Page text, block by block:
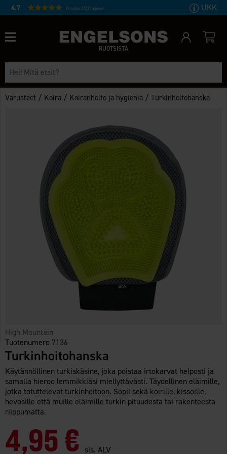
4.7 Perustuu 27231 ääneen UKK
RUOTSISTA
Varusteet / Koira / Koiranhoito ja hygienia /Turkinhoitohanska
High Mountain
Tuotenumero 7136
Turkinhoitohanska
Käytännöllinen turkiskäsine, joka poistaa irtokarvat helposti ja
samalla hieroo lemmikkiäsi miellyttävästi. Täydellinen eläimille,
jotka totuttelevat turkinhoitoon. Sopii sekä koirille, kissoille,
hevosille että muille eläimille turkin pituudesta tai rakenteesta
riippumatta.
4,95 € sis. ALV